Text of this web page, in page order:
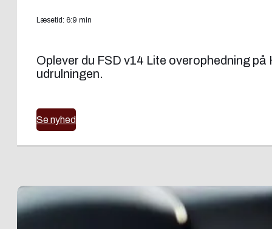
Læsetid: 6:9 min
Oplever du FSD v14 Lite overophedning
udrulningen.
Se nyhed